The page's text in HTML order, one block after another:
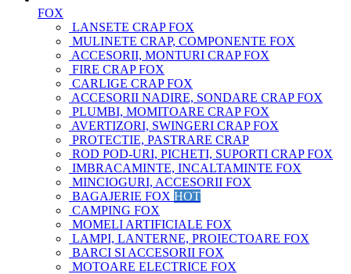
FOX
LANSETE CRAP FOX
MULINETE CRAP, COMPONENTE FOX
ACCESORII, MONTURI CRAP FOX
FIRE CRAP FOX
CARLIGE CRAP FOX
ACCESORII NADIRE, SONDARE CRAP FOX
PLUMBI, MOMITOARE CRAP FOX
AVERTIZORI, SWINGERI CRAP FOX
PROTECTIE, PASTRARE CRAP
ROD POD-URI, PICHETI, SUPORTI CRAP FOX
IMBRACAMINTE, INCALTAMINTE FOX
MINCIOGURI, ACCESORII FOX
BAGAJERIE FOX HOT
CAMPING FOX
MOMELI ARTIFICIALE FOX
LAMPI, LANTERNE, PROIECTOARE FOX
BARCI SI ACCESORII FOX
MOTOARE ELECTRICE FOX